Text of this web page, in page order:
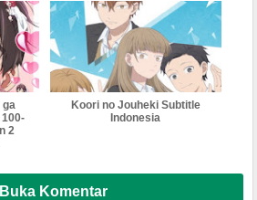
ga
2
Koori no Jouheki Subtitle
Indonesia
Buka Komentar